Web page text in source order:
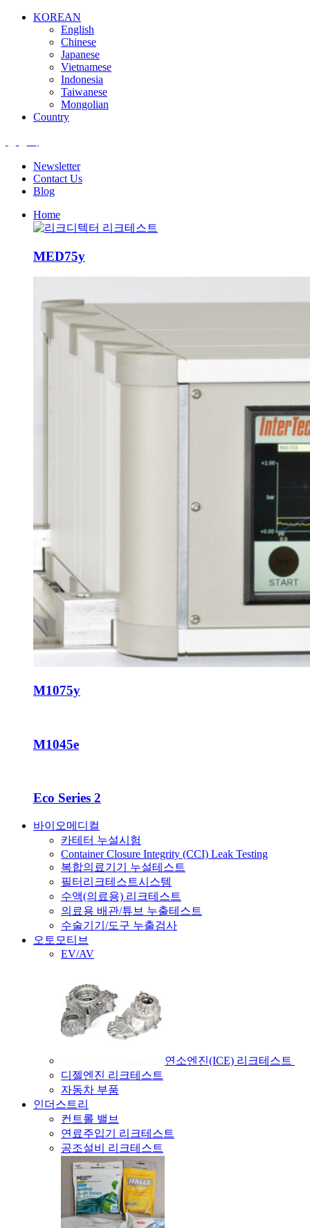
KOREAN
English
Chinese
Japanese
Vietnamese
Indonesia
Taiwanese
Mongolian
Country
Newsletter
Contact Us
Blog
Home
MED75y
M1075y
M1045e
Eco Series 2
바이오메디컬
카테터 누설시험
Container Closure Integrity (CCI) Leak Testing
복합의료기기 누설테스트
필터리크테스트시스템
수액(의료용) 리크테스트
의료용 배관/튜브 누출테스트
수술기기/도구 누출검사
오토모티브
EV/AV
연소엔진(ICE) 리크테스트
디젤엔진 리크테스트
자동차 부품
인더스트리
컨트롤 밸브
연료주입기 리크테스트
공조설비 리크테스트